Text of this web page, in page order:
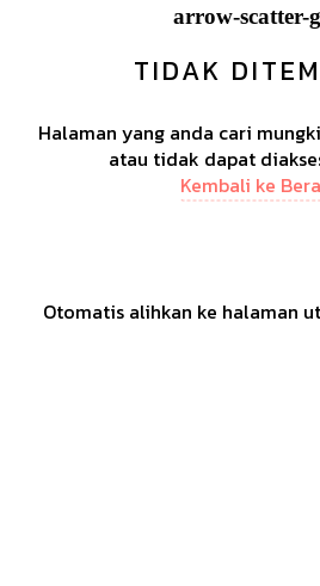
arrow-scatter-
TIDAK
Halaman yang anda cari
atau tidak dapat
Kembali ke
Otomatis alihkan ke halaman